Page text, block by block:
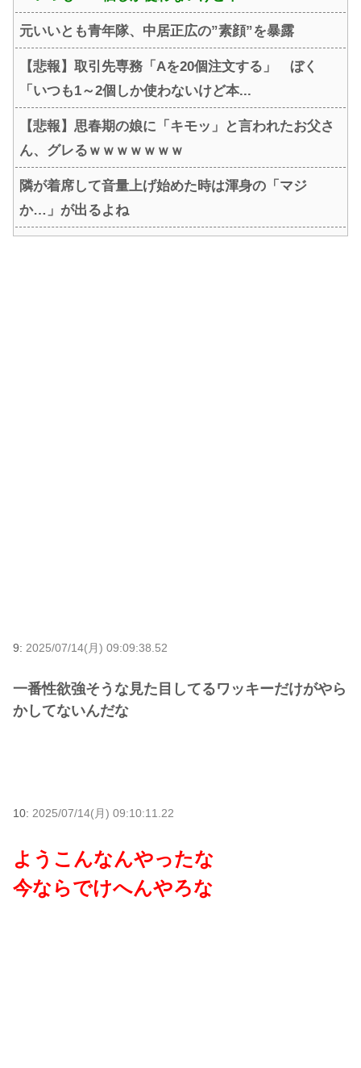
元いいとも青年隊、中居正広の”素顔”を暴露
【悲報】取引先専務「Aを20個注文する」 ぼく
「いつも1～2個しか使わないけど本...
【悲報】思春期の娘に「キモッ」と言われたお父さ
ん、グレるｗｗｗｗｗｗｗ
隣が着席して音量上げ始めた時は渾身の「マジ
か…」が出るよね
9: 2025/07/14(月) 09:09:38.52
一番性欲強そうな見た目してるワッキーだけがやら
かしてないんだな
10: 2025/07/14(月) 09:10:11.22
ようこんなんやったな
今ならでけへんやろな